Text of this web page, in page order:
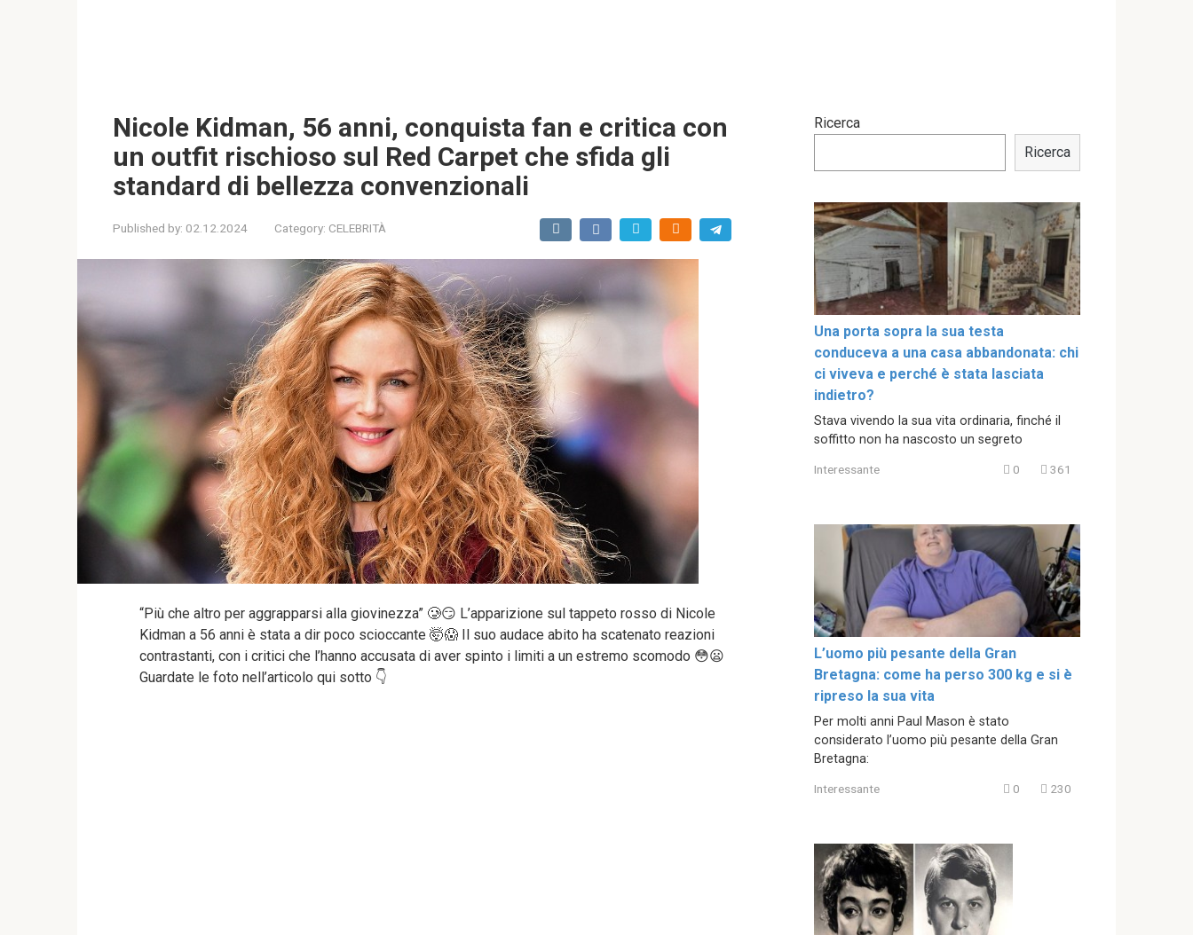
Nicole Kidman, 56 anni, conquista fan e critica con
un outfit rischioso sul Red Carpet che sfida gli
standard di bellezza convenzionali
Published by: 02.12.2024 Category: CELEBRITÀ
“Più che altro per aggrapparsi alla giovinezza” 🥲😏 L’apparizione sul tappeto rosso di Nicole
Kidman a 56 anni è stata a dir poco scioccante 🤯😱 Il suo audace abito ha scatenato reazioni
contrastanti, con i critici che l’hanno accusata di aver spinto i limiti a un estremo scomodo 😳😦
Guardate le foto nell’articolo qui sotto 👇
Ricerca
Ricerca
Una porta sopra la sua testa
conduceva a una casa abbandonata: chi
ci viveva e perché è stata lasciata
indietro?
Stava vivendo la sua vita ordinaria, finché il
soffitto non ha nascosto un segreto
Interessante 0 361
L’uomo più pesante della Gran
Bretagna: come ha perso 300 kg e si è
ripreso la sua vita
Per molti anni Paul Mason è stato
considerato l’uomo più pesante della Gran
Bretagna:
Interessante 0 230